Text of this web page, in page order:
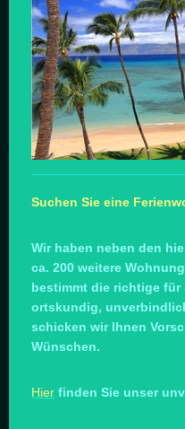
Suchen Sie eine
Wir haben neben den
ca. 200 weitere
bestimmt die richtige für
ortskundig,
schicken wir Ihnen
Wünschen.
Hier finden Sie unser